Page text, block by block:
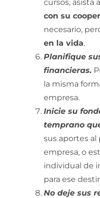
cursos, asista
con su
necesario,
en la vida.
Planifique
financieras.
la misma
empresa.
Inicie su
temprano
sus aportes al
empresa, o
individual de
para ese
No deje sus